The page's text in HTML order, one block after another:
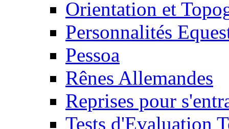
Orientation et
Personnalités
Pessoa
Rênes Allemandes
Reprises pour
Tests d'Evaluation